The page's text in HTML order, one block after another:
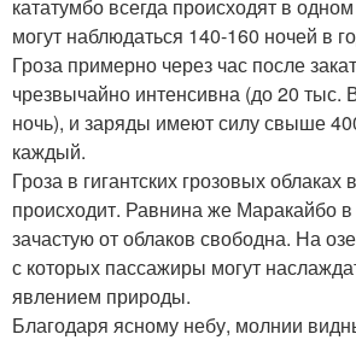
кататумбо всегда происходят в
могут наблюдаться 140-160 ночей в
Гроза примерно через час после
чрезвычайно интенсивна (до 20 тыс.
ночь), и заряды имеют силу свыше
каждый.
Гроза в гигантских грозовых облаках
происходит. Равнина же Маракайбо
зачастую от облаков свободна. На
с которых пассажиры могут
явлением природы.
Благодаря ясному небу, молнии